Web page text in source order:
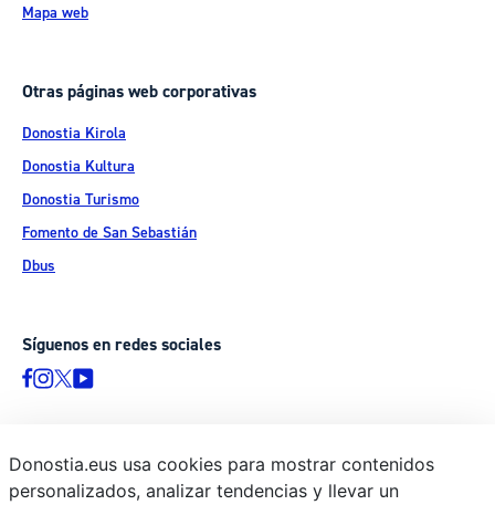
Mapa web
Otras páginas web corporativas
Donostia Kirola
Donostia Kultura
Donostia Turismo
Fomento de San Sebastián
Dbus
Síguenos en redes sociales
© Donostiako Udala - Ayuntamiento de Donostia / San Sebastián
Ijentea 1, 20003 Donostia / San Sebastián
Donostia.eus usa cookies para mostrar contenidos
personalizados, analizar tendencias y llevar un